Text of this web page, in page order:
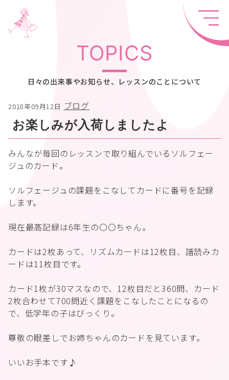
TOPICS
日々の出来事やお知らせ、レッスンのことについて
2018年09月12日 ブログ
お楽しみが入荷しましたよ
みんなが毎回のレッスンで取り組んでいるソルフェー
ジュのカード。
ソルフェージュの課題をこなしてカードに番号を記録
します。
現在最高記録は6年生の〇〇ちゃん。
カードは2枚あって、リズムカードは12枚目、譜読みカ
ードは11枚目です。
カード1枚が30マスなので、12枚目だと360問、カード
2枚合わせて700問近く課題をこなしたことになるの
で、低学年の子はびっくり。
尊敬の眼差しでお姉ちゃんのカードを見ています。
いいお手本です♪